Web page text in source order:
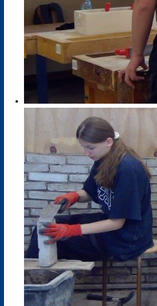
Bautechnik
Berufsvorbereitung AV-SH ohne ESA
Elektrotechnik
Ernährung und Hauswirtschaft
Farbtechnik, Raumgestaltung und
Oberflächentechnik
Gesundheit und Pflege
Holztechnik
Körperpflege